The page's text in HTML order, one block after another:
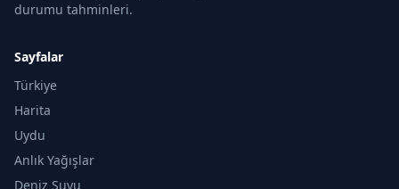
durumu tahminleri.
Sayfalar
Türkiye
Harita
Uydu
Anlık Yağışlar
Deniz Suyu